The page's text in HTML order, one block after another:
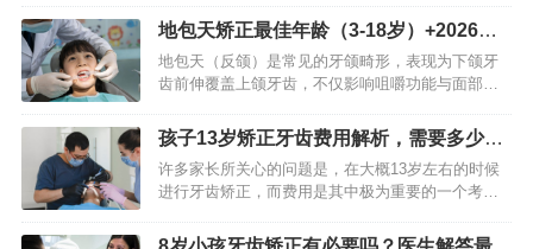
能使笑容更具自信，还对提升口腔健康水平有益。
家长向专业人士咨询牙齿…
地包天矫正最佳年龄（3-18岁）+2026年
价格明细｜避坑指南
地包天（反颌）是常见的牙颌畸形，表现为下颌牙
齿前伸覆盖上颌牙齿，不仅影响咀嚼功能与面部美
成年人关心地包天矫正的最佳年龄与费用，其实二
者紧密相关——年龄不同，…
孩子13岁矫正牙齿费用解析，需要多少
钱？方法怎么选？
许多家长所关心的问题是，在大概13岁左右的时候
进行牙齿矫正，而费用是其中极为重要的一个考量
具体的花费并不是一个固定不变的数字，它会受到